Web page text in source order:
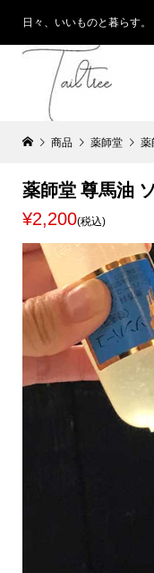
日々、いいものと暮らす。
商品 薬師堂 薬
薬師堂 尊馬油
¥2,200(税込)